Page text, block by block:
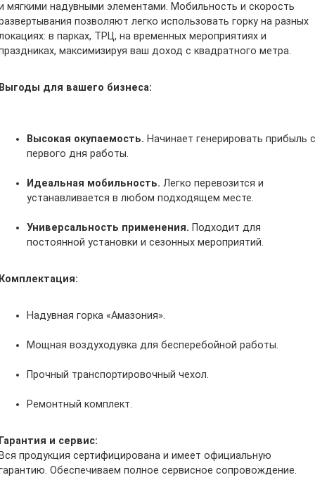
мягкими надувными элементами. Мобильность и скорость
позволяют легко использовать горку на разных
в парках, ТРЦ, на временных мероприятиях и
максимизируя ваш доход с квадратного метра.
для вашего бизнеса:
Высокая окупаемость. Начинает генерировать прибыль с
первого дня работы.
Идеальная мобильность. Легко перевозится и
устанавливается в любом подходящем месте.
Универсальность применения. Подходит для
постоянной установки и сезонных мероприятий.
Надувная горка «Амазония».
Мощная воздуходувка для бесперебойной работы.
Прочный транспортировочный чехол.
Ремонтный комплект.
и сервис:
продукция сертифицирована и имеет официальную
Обеспечиваем полное сервисное сопровождение.